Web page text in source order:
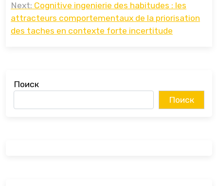
Next: Cognitive ingenierie des habitudes : les
attracteurs comportementaux de la priorisation
des taches en contexte forte incertitude
Поиск
Поиск